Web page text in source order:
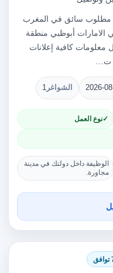
سائق في المغرب
أبوظبي منطقة
كافية إعلانات
ت…
2026- الشواغر 1
نوع العمل
الوظيفة داخل دولتك في مدينة
مجاورة.